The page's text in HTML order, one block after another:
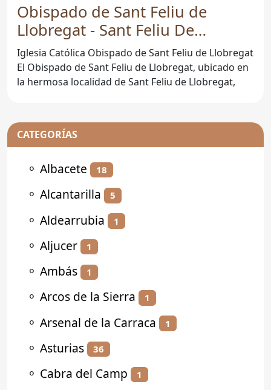
Obispado de Sant Feliu de
Llobregat - Sant Feliu De
Llobregat
Iglesia Católica Obispado de Sant Feliu de Llobregat
El Obispado de Sant Feliu de Llobregat, ubicado en
la hermosa localidad de Sant Feliu de Llobregat,
CATEGORÍAS
⚬ Albacete 18
⚬ Alcantarilla 5
⚬ Aldearrubia 1
⚬ Aljucer 1
⚬ Ambás 1
⚬ Arcos de la Sierra 1
⚬ Arsenal de la Carraca 1
⚬ Asturias 36
⚬ Cabra del Camp 1